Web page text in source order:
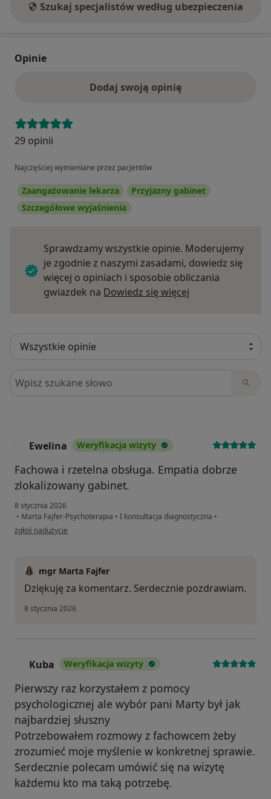
Szukaj specjalistów według ubezpieczenia
Opinie
Dodaj swoją opinię
29 opinii
Najczęściej wymieniane przez pacjentów
Zaangażowanie lekarza
Przyjazny gabinet
Szczegółowe wyjaśnienia
Sprawdzamy wszystkie opinie. Moderujemy
je zgodnie z naszymi zasadami, dowiedz się
więcej o opiniach i sposobie obliczania
gwiazdek na Dowiedz się więcej
Szukaj w opiniach
Ewelina Weryfikacja wizyty
Fachowa i rzetelna obsługa. Empatia dobrze
zlokalizowany gabinet.
8 stycznia 2026
• Marta Fajfer-Psychoterapia • I konsultacja diagnostyczna •
w opinii użytkownika Ewelina
zgłoś nadużycie
mgr Marta Fajfer
Dziękuję za komentarz. Serdecznie pozdrawiam.
8 stycznia 2026
Kuba Weryfikacja wizyty
Pierwszy raz korzystałem z pomocy
psychologicznej ale wybór pani Marty był jak
najbardziej słuszny
Potrzebowałem rozmowy z fachowcem żeby
zrozumieć moje myślenie w konkretnej sprawie.
Serdecznie polecam umówić się na wizytę
każdemu kto ma taką potrzebę.